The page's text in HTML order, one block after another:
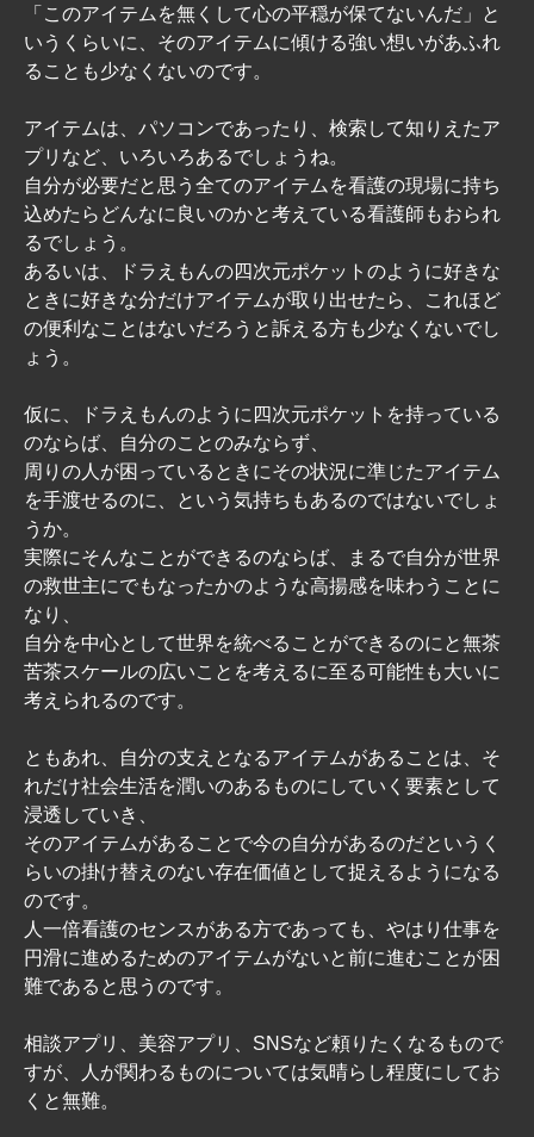
「このアイテムを無くして心の平穏が保てないんだ」と
いうくらいに、そのアイテムに傾ける強い想いがあふれ
ることも少なくないのです。
アイテムは、パソコンであったり、検索して知りえたア
プリなど、いろいろあるでしょうね。
自分が必要だと思う全てのアイテムを看護の現場に持ち
込めたらどんなに良いのかと考えている看護師もおられ
るでしょう。
あるいは、ドラえもんの四次元ポケットのように好きな
ときに好きな分だけアイテムが取り出せたら、これほど
の便利なことはないだろうと訴える方も少なくないでし
ょう。
仮に、ドラえもんのように四次元ポケットを持っている
のならば、自分のことのみならず、
周りの人が困っているときにその状況に準じたアイテム
を手渡せるのに、という気持ちもあるのではないでしょ
うか。
実際にそんなことができるのならば、まるで自分が世界
の救世主にでもなったかのような高揚感を味わうことに
なり、
自分を中心として世界を統べることができるのにと無茶
苦茶スケールの広いことを考えるに至る可能性も大いに
考えられるのです。
ともあれ、自分の支えとなるアイテムがあることは、そ
れだけ社会生活を潤いのあるものにしていく要素として
浸透していき、
そのアイテムがあることで今の自分があるのだというく
らいの掛け替えのない存在価値として捉えるようになる
のです。
人一倍看護のセンスがある方であっても、やはり仕事を
円滑に進めるためのアイテムがないと前に進むことが困
難であると思うのです。
相談アプリ、美容アプリ、SNSなど頼りたくなるもので
すが、人が関わるものについては気晴らし程度にしてお
くと無難。